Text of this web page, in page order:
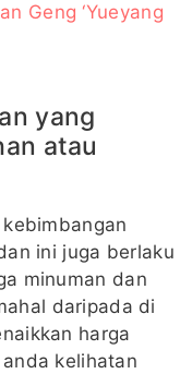
Geng ‘Yueyang
yang
atau
ini juga berlaku
minuman dan
daripada di
harga
kelihatan